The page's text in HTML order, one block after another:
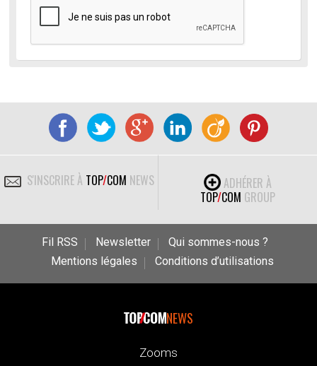
S'INSCRIRE À TOP/COM NEWS
ADHÉRER À
TOP/COM GROUP
Fil RSS Newsletter
Qui sommes-nous ?
Mentions légales
Conditions d’utilisations
NEWS
Zooms